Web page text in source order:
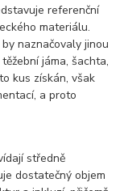
referenční
materiálu.
naznačovaly jinou
jáma, šachta,
kus získán, však
a proto
středně
dostatečný objem